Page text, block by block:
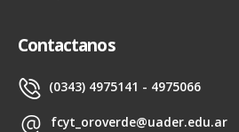
Contactanos
(0343) 4975141 - 4975066
fcyt_oroverde@uader.edu.ar